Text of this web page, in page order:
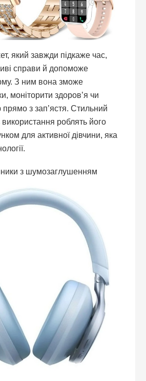
який завжди підкаже час,
справи й допоможе
З ним вона зможе
моніторити здоров’я чи
з зап’ястя. Стильний
використання роблять його
для активної дівчини, яка
з шумозаглушенням